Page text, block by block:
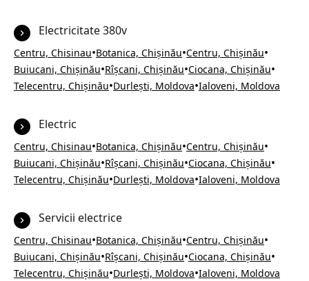
Electricitate 380v
Centru, Chisinau•Botanica, Chișinău•Centru, Chișinău•
Buiucani, Chișinău•Rîșcani, Chișinău•Ciocana, Chișinău•
Telecentru, Chișinău•Durlești, Moldova•Ialoveni, Moldova
Electric
Centru, Chisinau•Botanica, Chișinău•Centru, Chișinău•
Buiucani, Chișinău•Rîșcani, Chișinău•Ciocana, Chișinău•
Telecentru, Chișinău•Durlești, Moldova•Ialoveni, Moldova
Servicii electrice
Centru, Chisinau•Botanica, Chișinău•Centru, Chișinău•
Buiucani, Chișinău•Rîșcani, Chișinău•Ciocana, Chișinău•
Telecentru, Chișinău•Durlești, Moldova•Ialoveni, Moldova